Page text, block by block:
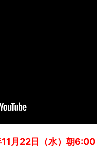
月22日（水）朝6:00